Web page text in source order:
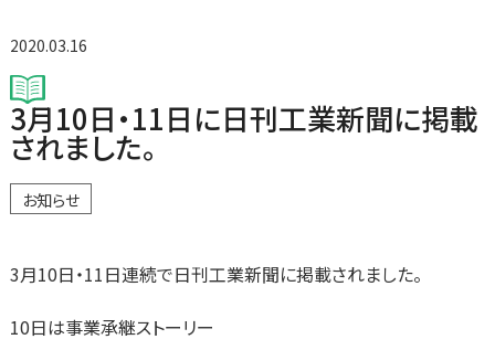
2020.03.16
3月10日・11日に日刊工業新聞に掲載
されました。
お知らせ
3月10日・11日連続で日刊工業新聞に掲載されました。
10日は事業承継ストーリー